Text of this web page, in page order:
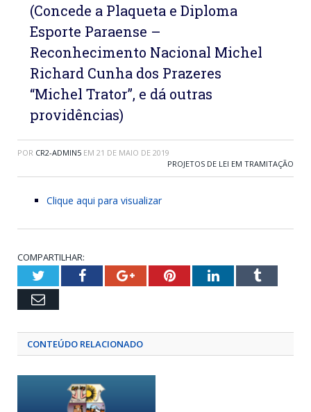
(Concede a Plaqueta e Diploma
Esporte Paraense –
Reconhecimento Nacional Michel
Richard Cunha dos Prazeres
“Michel Trator”, e dá outras
providências)
POR CR2-ADMIN5 EM 21 DE MAIO DE 2019
PROJETOS DE LEI EM TRAMITAÇÃO
Clique aqui para visualizar
COMPARTILHAR:
TwitterFacebookGoogle+PinterestLinkedInTumblr
Email
CONTEÚDO RELACIONADO